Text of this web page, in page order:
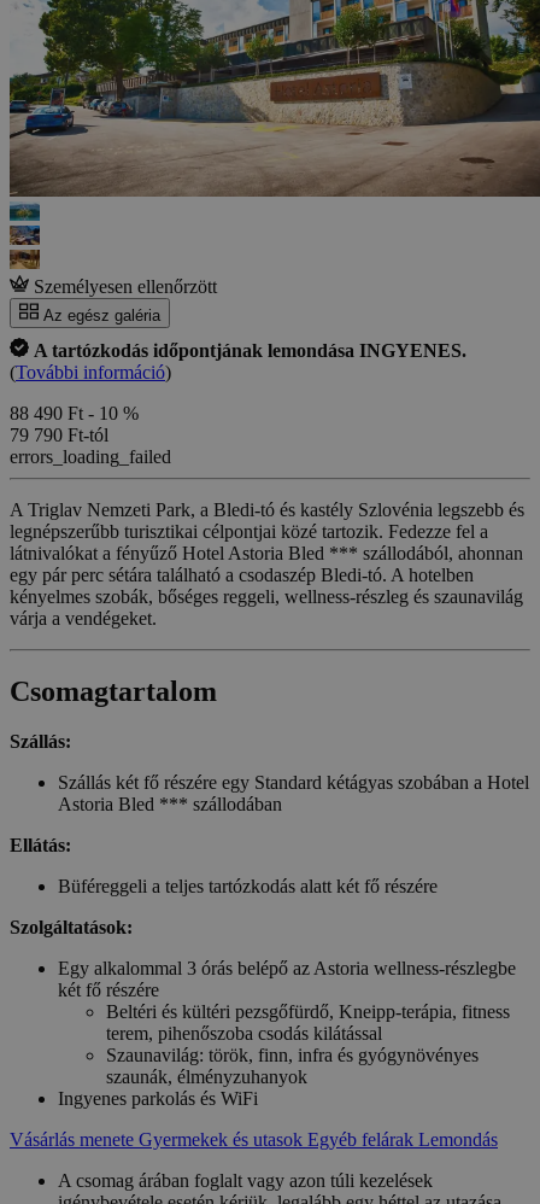
Személyesen ellenőrzött
Az egész galéria
A tartózkodás időpontjának lemondása INGYENES.
(További információ)
88 490 Ft - 10 %
79 790 Ft-tól
errors_loading_failed
A Triglav Nemzeti Park, a Bledi-tó és kastély Szlovénia legszebb és
legnépszerűbb turisztikai célpontjai közé tartozik. Fedezze fel a
látnivalókat a fényűző Hotel Astoria Bled *** szállodából, ahonnan
egy pár perc sétára található a csodaszép Bledi-tó. A hotelben
kényelmes szobák, bőséges reggeli, wellness-részleg és szaunavilág
várja a vendégeket.
Csomagtartalom
Szállás:
Szállás két fő részére egy Standard kétágyas szobában a Hotel
Astoria Bled *** szállodában
Ellátás:
Büféreggeli a teljes tartózkodás alatt két fő részére
Szolgáltatások:
Egy alkalommal 3 órás belépő az Astoria wellness-részlegbe
két fő részére
Beltéri és kültéri pezsgőfürdő, Kneipp-terápia, fitness
terem, pihenőszoba csodás kilátással
Szaunavilág: török, finn, infra és gyógynövényes
szaunák, élményzuhanyok
Ingyenes parkolás és WiFi
Vásárlás menete Gyermekek és utasok Egyéb felárak Lemondás
A csomag árában foglalt vagy azon túli kezelések